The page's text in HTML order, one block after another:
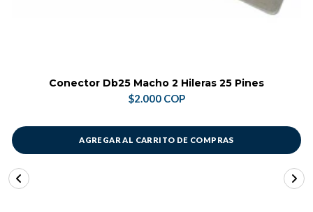
Conector Db25 Macho 2 Hileras 25 Pines
$2.000 COP
AGREGAR AL CARRITO DE COMPRAS